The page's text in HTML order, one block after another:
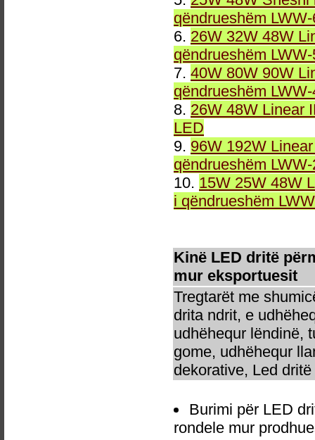
qëndrueshëm
6. 26W 32W 48W
qëndrueshëm
7. 40W 80W 90W
qëndrueshëm
8. 26W 48W Linear
LED
9. 96W 192W
qëndrueshëm
10. 15W 25W 48W
i qëndrueshëm
Kinë LED dritë
mur eksportuesit
Tregtarët me
drita ndrit, e
udhëhequr lëndinë,
gome, udhëhequr
dekorative, Led
Burimi për LED
rondele mur